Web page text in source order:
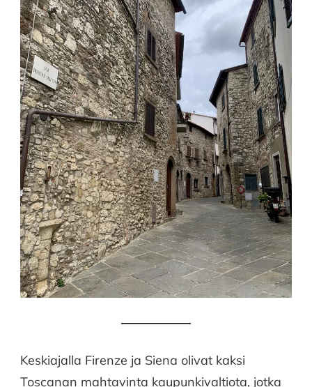
Keskiajalla Firenze ja Siena olivat kaksi
Toscanan mahtavinta kaupunkivaltiota, jotka